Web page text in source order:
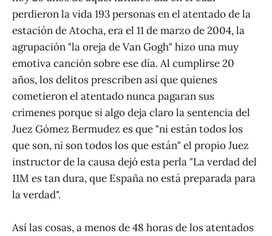
perdieron la vida 193 personas en el atentado de la
estación de Atocha, era el 11 de marzo de 2004, la
agrupación "la oreja de Van Gogh" hizo una muy
emotiva canción sobre ese día. Al cumplirse 20
años, los delitos prescriben así que quienes
cometieron el atentado nunca pagaran sus
crimenes porque si algo deja claro la sentencia del
Juez Gómez Bermudez es que "ni están todos los
que son, ni son todos los que están" el propio Juez
instructor de la causa dejó esta perla "La verdad del
11M es tan dura, que España no está preparada para
la verdad".
Así las cosas, a menos de 48 horas de los atentados